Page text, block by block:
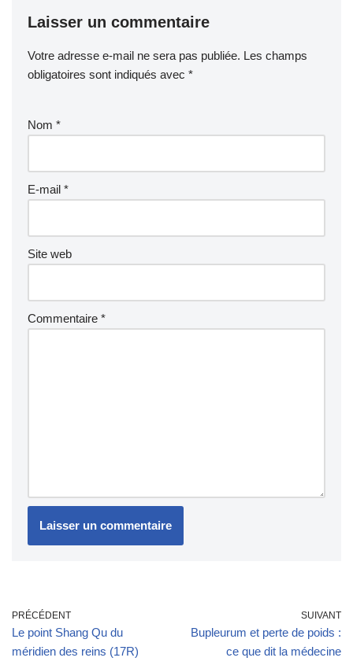
Laisser un commentaire
Votre adresse e-mail ne sera pas publiée. Les champs
obligatoires sont indiqués avec *
Nom *
E-mail *
Site web
Commentaire *
PRÉCÉDENT
Le point Shang Qu du
méridien des reins (17R)
SUIVANT
Bupleurum et perte de poids :
ce que dit la médecine